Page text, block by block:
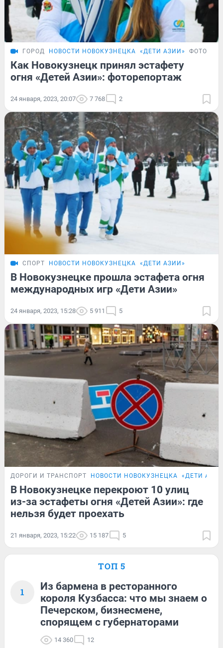
ГОРОД НОВОСТИ НОВОКУЗНЕЦКА «ДЕТИ АЗИИ»
Как Новокузнецк принял эстафету
огня «Детей Азии»: фоторепортаж
24 января, 2023, 20:07 7 768 2
СПОРТ НОВОСТИ НОВОКУЗНЕЦКА «ДЕТИ АЗИИ»
В Новокузнецке прошла эстафета огня
международных игр «Дети Азии»
24 января, 2023, 15:28 5 911 5
ДОРОГИ И ТРАНСПОРТ НОВОСТИ НОВОКУЗНЕЦКА «ДЕТИ
В Новокузнецке перекроют 10 улиц
из-за эстафеты огня «Детей Азии»: где
нельзя будет проехать
21 января, 2023, 15:22 15 187 5
ТОП 5
1
Из бармена в ресторанного
короля Кузбасса: что мы знаем о
Печерском, бизнесмене,
спорящем с губернаторами
14 360 12